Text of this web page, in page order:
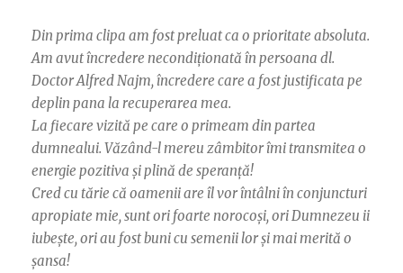
Din prima clipa am fost preluat ca o prioritate absoluta.
Am avut încredere necondiționată în persoana dl.
Doctor Alfred Najm, încredere care a fost justificata pe
deplin pana la recuperarea mea.
La fiecare vizită pe care o primeam din partea
dumnealui. Văzând-l mereu zâmbitor îmi transmitea o
energie pozitiva și plină de speranță!
Cred cu tărie că oamenii are îl vor întâlni în conjuncturi
apropiate mie, sunt ori foarte norocoși, ori Dumnezeu ii
iubește, ori au fost buni cu semenii lor și mai merită o
șansa!